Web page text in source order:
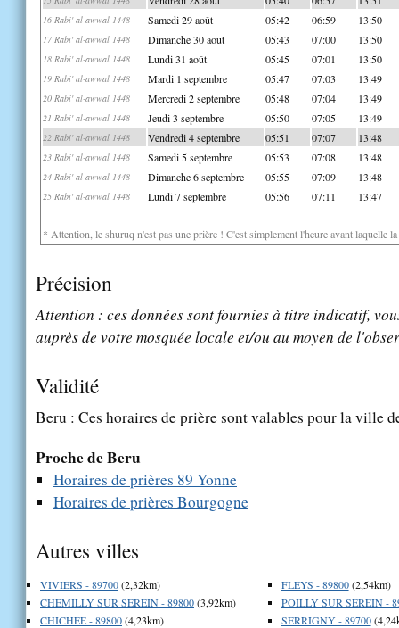
16 Rabi' al-awwal 1448 Samedi 29 août 05:42 06:59 13:50
17 Rabi' al-awwal 1448 Dimanche 30 août 05:43 07:00 13:50
18 Rabi' al-awwal 1448 Lundi 31 août 05:45 07:01 13:50
19 Rabi' al-awwal 1448 Mardi 1 septembre 05:47 07:03 13:49
20 Rabi' al-awwal 1448 Mercredi 2 septembre 05:48 07:04 13:49
21 Rabi' al-awwal 1448 Jeudi 3 septembre 05:50 07:05 13:49
22 Rabi' al-awwal 1448 Vendredi 4 septembre 05:51 07:07 13:48
23 Rabi' al-awwal 1448 Samedi 5 septembre 05:53 07:08 13:48
24 Rabi' al-awwal 1448 Dimanche 6 septembre 05:55 07:09 13:48
25 Rabi' al-awwal 1448 Lundi 7 septembre 05:56 07:11 13:47
* Attention, le shuruq n'est pas une prière ! C'est simplement l'heure avant laquelle
Précision
Attention : ces données sont fournies à titre indicatif,
auprès de votre mosquée locale et/ou au moyen de
Validité
Beru : Ces horaires de prière sont valables pour la ville
Proche de Beru
Horaires de prières 89 Yonne
Horaires de prières Bourgogne
Autres villes
VIVIERS - 89700(2,32km)
CHEMILLY SUR SEREIN - 89800(3,92km)
CHICHEE - 89800(4,23km)
FLEYS - 89800(2,54km)
POILLY SUR SEREIN -
SERRIGNY - 89700